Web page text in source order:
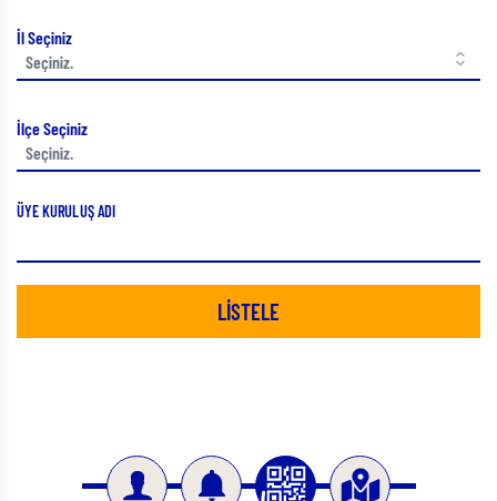
İl Seçiniz
İlçe Seçiniz
ÜYE KURULUŞ ADI
LİSTELE